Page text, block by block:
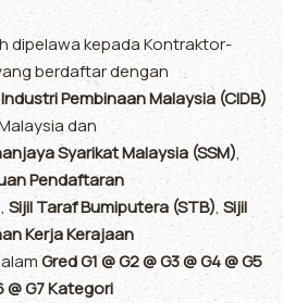
dipelawa kepada Kontraktor-
berdaftar dengan
Pembinaan Malaysia (CIDB)
dan
Syarikat Malaysia (SSM),
Pendaftaran
Sijil Taraf Bumiputera (STB), Sijil
Kerja Kerajaan
Gred G1 @ G2 @ G3 @ G4 @ G5
@ G7 Kategori